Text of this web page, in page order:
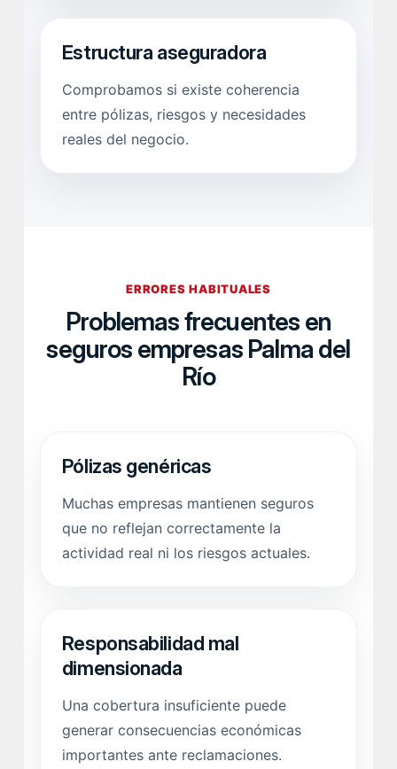
Estructura aseguradora
Comprobamos si existe coherencia
entre pólizas, riesgos y necesidades
reales del negocio.
ERRORES HABITUALES
Problemas frecuentes en
seguros empresas Palma del
Río
Pólizas genéricas
Muchas empresas mantienen seguros
que no reflejan correctamente la
actividad real ni los riesgos actuales.
Responsabilidad mal
dimensionada
Una cobertura insuficiente puede
generar consecuencias económicas
importantes ante reclamaciones.